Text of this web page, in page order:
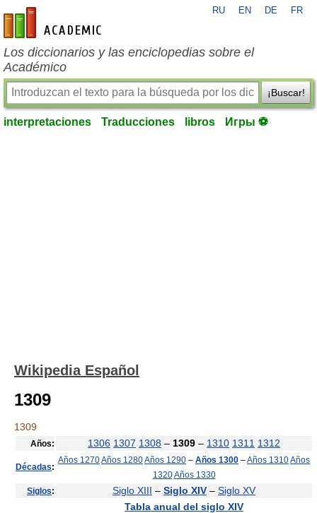
es-academic.com
RU EN DE FR
Los diccionarios y las enciclopedias sobre el
Académico
¡Buscar!
interpretaciones Traducciones libros Игры ⚽
Wikipedia Español
1309
1309
Años: 1306 1307 1308 – 1309 – 1310 1311 1312
Décadas:
Años 1270Años 1280Años 1290 – Años 1300 –Años 1310Años
1320Años 1330
Siglos: Siglo XIII – Siglo XIV – Siglo XV
Tabla anual del siglo XIV